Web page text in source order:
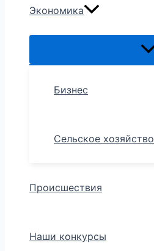
Экономика
Бизнес
Сельское хозяйство
Происшествия
Наши конкурсы